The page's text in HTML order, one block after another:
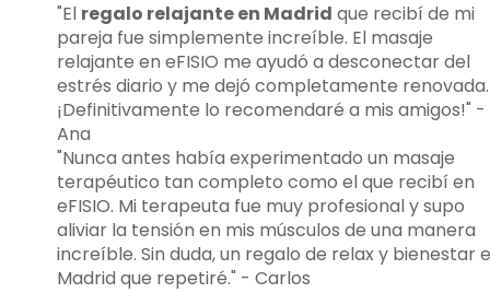
"El regalo relajante en Madrid que recibí de mi
pareja fue simplemente increíble. El masaje
relajante en eFISIO me ayudó a desconectar del
estrés diario y me dejó completamente renovada.
¡Definitivamente lo recomendaré a mis amigos!" -
Ana
"Nunca antes había experimentado un masaje
terapéutico tan completo como el que recibí en
eFISIO. Mi terapeuta fue muy profesional y supo
aliviar la tensión en mis músculos de una manera
increíble. Sin duda, un regalo de relax y bienestar
Madrid que repetiré." - Carlos